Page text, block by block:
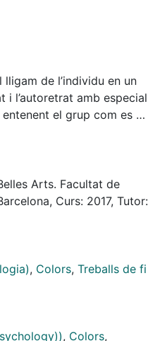
de l’individu en un
i l’autoretrat amb especial
el grup com es va
del segle XVII.
de la representació
identitat pròpia, sobre
grup i en l’observació
d’introspecció, he
Arts. Facultat de
Curs: 2017, Tutor:
, Colors, Treballs de fi
, Colors,